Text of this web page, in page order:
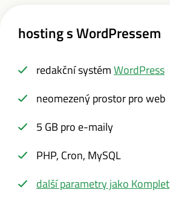
hosting s WordPressem
redakční systémWordPress
neomezený prostor pro web
5 GB pro e-maily
PHP, Cron, MySQL
další parametry jako Komplet